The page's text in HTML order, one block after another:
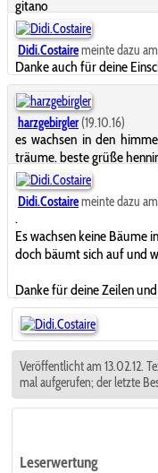
gitano
Didi.Costairemeinte dazu am
Danke auch für deine
harzgebirgler(19.10.16)
es wachsen in den
träume. beste grüße
Didi.Costairemeinte dazu am
.
Es wachsen keine Bäume
doch bäumt sich auf und
Danke für deine Zeilen
Veröffentlicht am 13.02.12.
mal aufgerufen; der letzte
Leserwertung